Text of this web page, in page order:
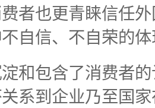
者也更青睐信任
自信、不自荣的
和包含了消费者
系到企业乃至国